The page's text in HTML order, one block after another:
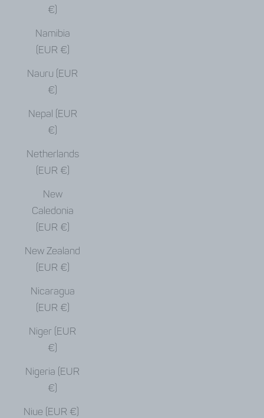
€)
Namibia
(EUR €)
Nauru (EUR
€)
Nepal (EUR
€)
Netherlands
(EUR €)
New
Caledonia
(EUR €)
New Zealand
(EUR €)
Nicaragua
(EUR €)
Niger (EUR
€)
Nigeria (EUR
€)
Niue (EUR €)